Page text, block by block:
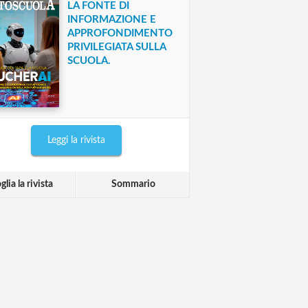
LA FONTE DI
INFORMAZIONE E
APPROFONDIMENTO
PRIVILEGIATA SULLA
SCUOLA.
Leggi la rivista
la rivista Sommario